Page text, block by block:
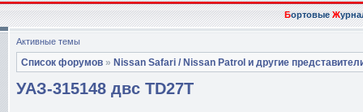
БортовыеЖ
Активные темы
Список форумов » Nissan Safari / Nissan Patrol и другие
УАЗ-315148 двс TD27T